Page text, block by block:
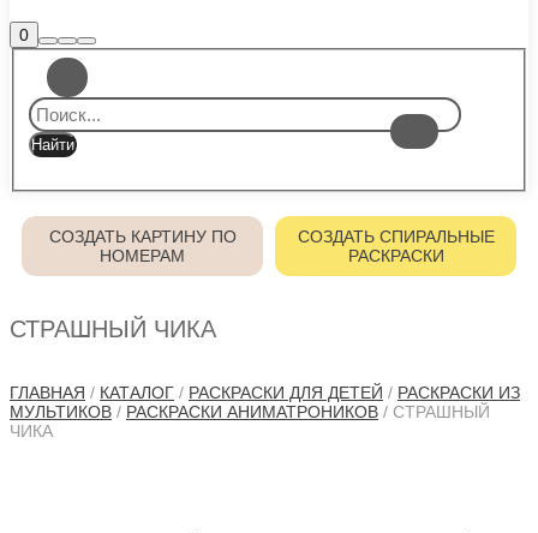
0Боковая
панель
магазина
Найти
Больше
информации
Главное
меню
СОЗДАТЬ КАРТИНУ ПО
НОМЕРАМ
СОЗДАТЬ СПИРАЛЬНЫЕ
РАСКРАСКИ
СТРАШНЫЙ ЧИКА
ГЛАВНАЯ / КАТАЛОГ / РАСКРАСКИ ДЛЯ ДЕТЕЙ / РАСКРАСКИ ИЗ
МУЛЬТИКОВ / РАСКРАСКИ АНИМАТРОНИКОВ / СТРАШНЫЙ
ЧИКА